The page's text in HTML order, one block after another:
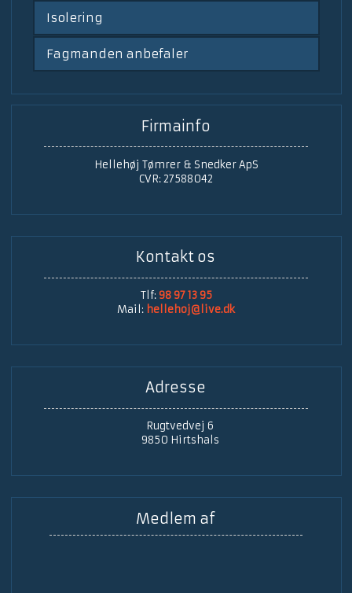
Isolering
Fagmanden anbefaler
Firmainfo
Hellehøj Tømrer & Snedker ApS
CVR: 27588042
Kontakt os​
Tlf: 98 97 13 95
Mail: hellehoj@live.dk
Adresse​
Rugtvedvej 6
​9850 Hirtshals
Medlem af